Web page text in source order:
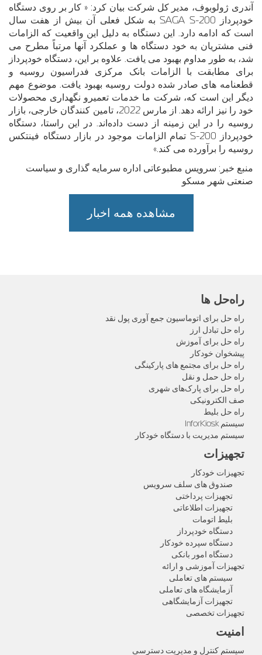
آندری ژولوبوف، مدیر کل شرکت بیان کرد: « کار بر روی دستگاه
خودپرداز SAGA S-200 به شکل فعلی آن بیش از هفت سال
است که ادامه دارد. این دستگاه به دلیل این واقعیت که الزامات
فنی مشتریان به خود دستگاه ها و عملکرد آنها مرتباً مطرح می
شد، به طور مداوم بهبود می یافت. علاوه بر این، دستگاه خودپرداز
برای مطابقت با الزامات بانک مرکزی فدراسیون روسیه و
قطعنامه های صادر شده دولت روسیه بهبود یافت. موضوع مهم
دیگر این است که، شرکت ما خدمات تعمیرو نگهداری محصولات
خود را نیز ارائه دهد. از مارس 2022، تامین کنندگان خارجی، بازار
روسیه را در این زمینه از دست داده‌اند. در این راستا، دستگاه
خودپرداز S-200 تمام الزامات موجود در بازار دستگاه فینتکس
روسیه را برآورده می کند.»
منبع خبر: سرویس مطبوعاتی اداره سرمایه گذاری و سیاست
صنعتی شهر مسکو
مشاهده همه اخبار
راه‌حل‌ ها
راه حل برای اتوماسیون جمع آوری پول نقد
راه حل تبادل ارز
راه حل برای آموزش
پیشخوان خودکار
راه حل برای مجتمع های پارکینگی
راه حل حمل و نقل
راه حل برای پارک‌های شهری
صف الکترونیکی
راه حل بلیط
سیستم InforKiosk
سیستم مدیریت با دستگاه خودکار
تجهیزات
تجهیزات خودکار
صندوق های سلف سرویس
تجهیزات پرداختی
تجهیزات اطلاعاتی
بلیط اتومات
دستگاه خودپرداز
دستگاه سپرده خودکار
دستگاه امور بانکی
تجهیزات آموزشی و ارائه
سیستم های تعاملی
آزمایشگاه های تعاملی
تجهیزات آزمایشگاهی
تجهیزات تخصصی
امنیت
سیستم کنترل و مدیریت دسترسی